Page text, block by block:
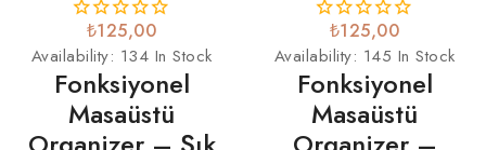
₺125,00
Availability: 134 In Stock
Fonksiyonel
Masaüstü
₺125,00
Availability: 145 In Stock
Fonksiyonel
Masaüstü